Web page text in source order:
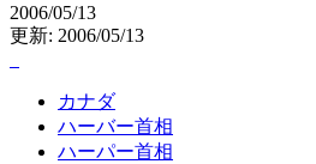
2006/05/13
更新: 2006/05/13
カナダ
ハーバー首相
ハーパー首相